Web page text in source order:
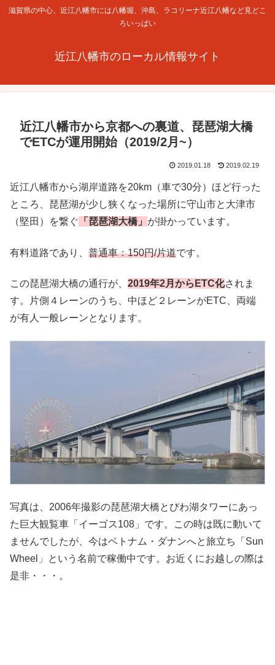
滋賀県の中心、近江八幡市には八幡堀、沖島、ラコリーナ近江八幡など見どこ
ろいっぱい
近江八幡市のローカル情報サイト
近江八幡市から京都への裏道、琵琶湖大橋
でETCが運用開始（2019/2月~）
2019.01.18 2019.02.19
近江八幡市から湖岸道路を20km（車で30分）ほど行った
ところ、琵琶湖が少し狭くなった場所に守山市と大津市
（堅田）を繋ぐ 「琵琶湖大橋」 が掛かっています。
有料道路であり、 普通車：150円/片道です。
この琵琶湖大橋の通行が、 2019年2月からETC化されま
す。片側４レーンのうち、中ほど２レーンがETC、両端
が有人一般レーンとなります。
写真は、2006年撮影の琵琶湖大橋とびわ湖タワーにあっ
た巨大観覧車「イーゴス108」です。この時は既に動いて
ませんでしたが、今はベトナム・ダナンへと旅立ち「Sun
Wheel」という名前で稼働中です。お近くにお越しの際は
是非・・・。